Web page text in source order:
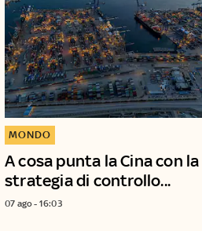
A cosa punta la Cina con la
strategia di controllo...
MONDO
07 ago - 16:03